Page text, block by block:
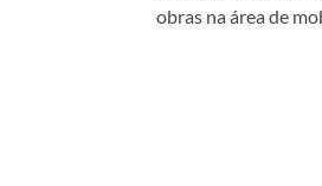
obras na área de